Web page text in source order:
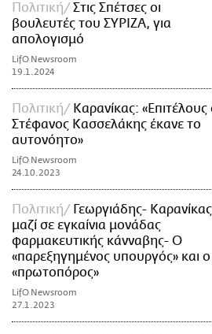
Πολιτική
Στις Σπέτσες οι
βουλευτές του ΣΥΡΙΖΑ, για
απολογισμό
LifO Newsroom
19.1.2024
Πολιτική
Καρανίκας: «Επιτέλους
Στέφανος Κασσελάκης έκανε το
αυτονόητο»
LifO Newsroom
24.10.2023
Πολιτική
Γεωργιάδης- Καρανίκας
μαζί σε εγκαίνια μονάδας
φαρμακευτικής κάνναβης- Ο
«παρεξηγημένος υπουργός» και ο
«πρωτοπόρος»
LifO Newsroom
27.1.2023